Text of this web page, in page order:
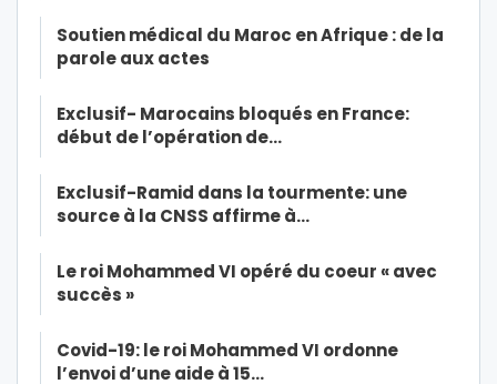
Soutien médical du Maroc en Afrique : de la
parole aux actes
Exclusif- Marocains bloqués en France:
début de l’opération de…
Exclusif-Ramid dans la tourmente: une
source à la CNSS affirme à…
Le roi Mohammed VI opéré du coeur « avec
succès »
Covid-19: le roi Mohammed VI ordonne
l’envoi d’une aide à 15…